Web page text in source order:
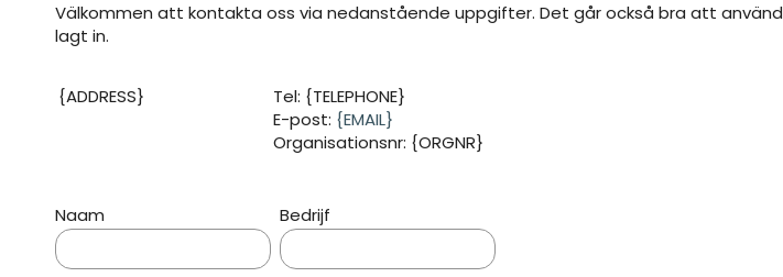
Välkommen att kontakta oss via nedanstående uppgifter. Det går också bra att
lagt in.
{ADDRESS}
Tel: {TELEPHONE}
E-post: {EMAIL}
Organisationsnr: {ORGNR}
Naam Bedrijf